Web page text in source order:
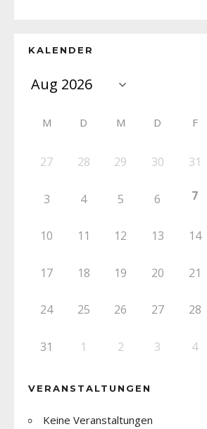
KALENDER
M D M D F
27 28 29 30 31
3 4 5 6 7
10 11 12 13 14
17 18 19 20 21
24 25 26 27 28
31 1 2 3 4
VERANSTALTUNGEN
Keine Veranstaltungen